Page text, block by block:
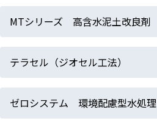
MTシリーズ 高含水泥土改良剤
テラセル（ジオセル工法）
ゼロシステム 環境配慮型水処理